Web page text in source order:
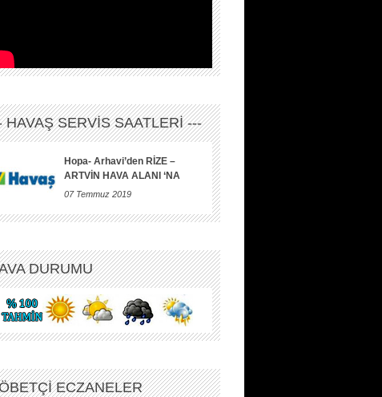
HAVAŞ SERVİS SAATLERİ ---
Hopa- Arhavi’den RİZE –
ARTVİN HAVA ALANI ‘NA
07 Temmuz 2019
DURUMU
ECZANELER